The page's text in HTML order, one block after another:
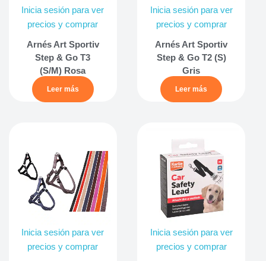
Inicia sesión para ver
precios y comprar
Arnés Art Sportiv
Step & Go T3
(S/M) Rosa
Leer más
Inicia sesión para ver
precios y comprar
Arnés Art Sportiv
Step & Go T2 (S)
Gris
Leer más
Inicia sesión para ver
precios y comprar
Inicia sesión para ver
precios y comprar